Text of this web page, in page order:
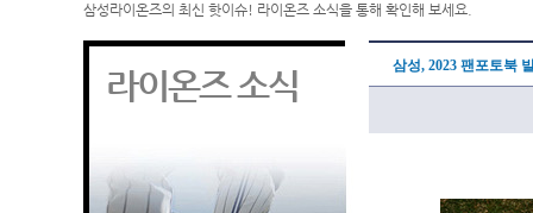
삼성라이온즈의 최신 핫이슈! 라이온즈 소식을 통해 확인해 보세요.
라이온즈 소식 삼성, 2023 팬포토북